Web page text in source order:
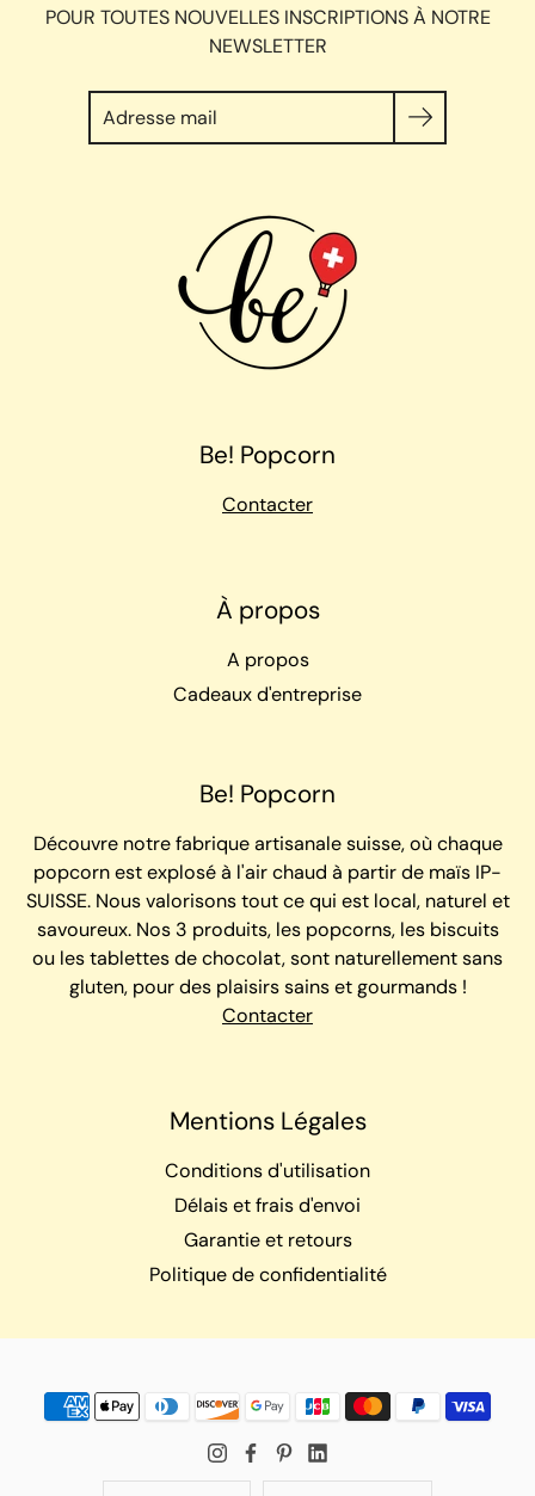
POUR TOUTES NOUVELLES INSCRIPTIONS À NOTRE
NEWSLETTER
Chercher
Be! Popcorn
Contacter
À propos
A propos
Cadeaux d'entreprise
Be! Popcorn
Découvre notre fabrique artisanale suisse, où chaque
popcorn est explosé à l'air chaud à partir de maïs IP-
SUISSE. Nous valorisons tout ce qui est local, naturel et
savoureux. Nos 3 produits, les popcorns, les biscuits
ou les tablettes de chocolat, sont naturellement sans
gluten, pour des plaisirs sains et gourmands !
Contacter
Mentions Légales
Conditions d'utilisation
Délais et frais d'envoi
Garantie et retours
Politique de confidentialité